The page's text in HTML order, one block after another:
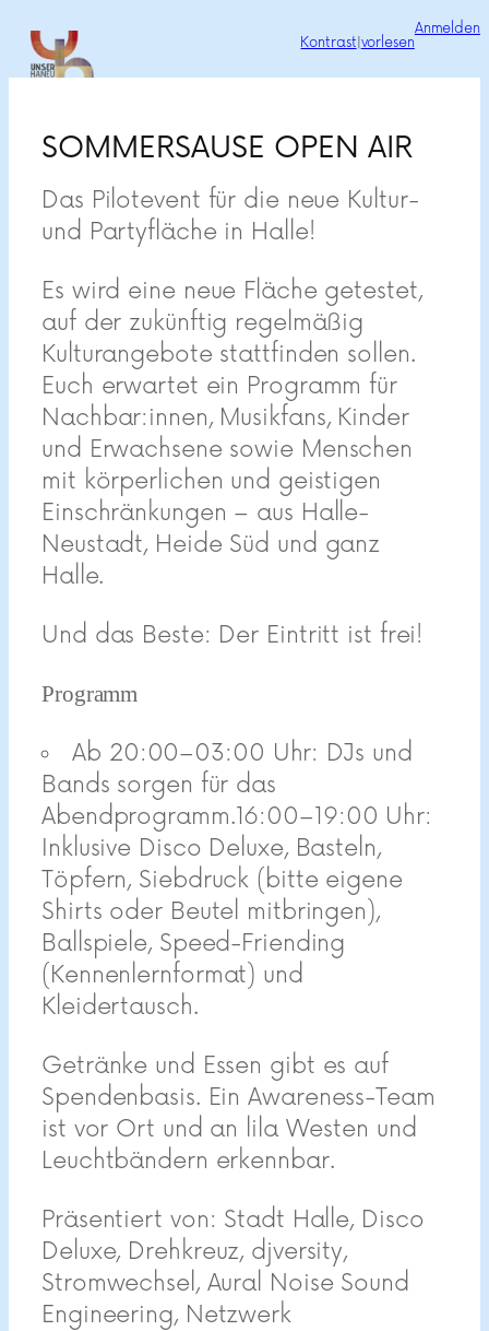
Zum
Inhalt
springen
Kontrast vorlesen
Anmelden
SOMMERSAUSE OPEN AIR
Das Pilotevent für die neue Kultur-
und Partyfläche in Halle!
Es wird eine neue Fläche getestet,
auf der zukünftig regelmäßig
Kulturangebote stattfinden sollen.
Euch erwartet ein Programm für
Nachbar:innen, Musikfans, Kinder
und Erwachsene sowie Menschen
mit körperlichen und geistigen
Einschränkungen – aus Halle-
Neustadt, Heide Süd und ganz
Halle.
Und das Beste: Der Eintritt ist frei!
Programm
Ab 20:00–03:00 Uhr: DJs und
Bands sorgen für das
Abendprogramm.16:00–19:00 Uhr:
Inklusive Disco Deluxe, Basteln,
Töpfern, Siebdruck (bitte eigene
Shirts oder Beutel mitbringen),
Ballspiele, Speed-Friending
(Kennenlernformat) und
Kleidertausch.
Getränke und Essen gibt es auf
Spendenbasis. Ein Awareness-Team
ist vor Ort und an lila Westen und
Leuchtbändern erkennbar.
Präsentiert von: Stadt Halle, Disco
Deluxe, Drehkreuz, djversity,
Stromwechsel, Aural Noise Sound
Engineering, Netzwerk